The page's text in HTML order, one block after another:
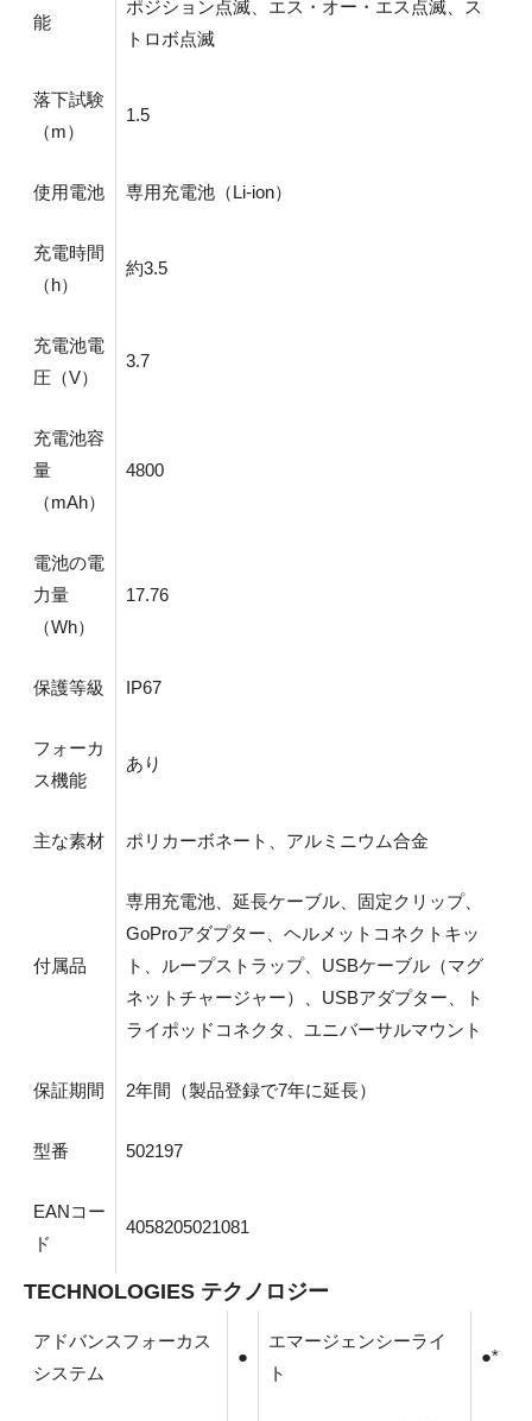
能
ポジション点滅、エス・オー・エス点滅、ス
トロボ点滅
落下試験
（m）
1.5
使用電池 専用充電池（Li-ion）
充電時間
（h）
約3.5
充電池電
圧（V）
3.7
充電池容
量
（mAh）
4800
電池の電
力量
（Wh）
17.76
保護等級 IP67
フォーカ
ス機能
あり
主な素材 ポリカーボネート、アルミニウム合金
付属品
専用充電池、延長ケーブル、固定クリップ、
GoProアダプター、ヘルメットコネクトキッ
ト、ループストラップ、USBケーブル（マグ
ネットチャージャー）、USBアダプター、ト
ライポッドコネクタ、ユニバーサルマウント
保証期間 2年間（製品登録で7年に延長）
型番 502197
EANコー
ド
4058205021081
TECHNOLOGIES テクノロジー
アドバンスフォーカス
システム
●
エマージェンシーライ
ト
●*